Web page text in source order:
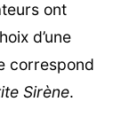
ont
d’une
correspond
Sirène.